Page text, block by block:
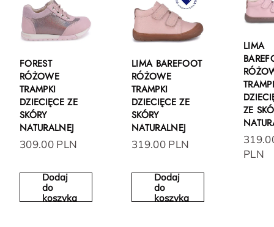
FOREST
RÓŻOWE
TRAMPKI
DZIECIĘCE ZE
SKÓRY
NATURALNEJ
309.00 PLN
Dodaj
do
koszyka
LIMA BAREFOOT
RÓŻOWE
TRAMPKI
DZIECIĘCE ZE
SKÓRY
NATURALNEJ
319.00 PLN
Dodaj
do
koszyka
LIMA
ZE
PLN